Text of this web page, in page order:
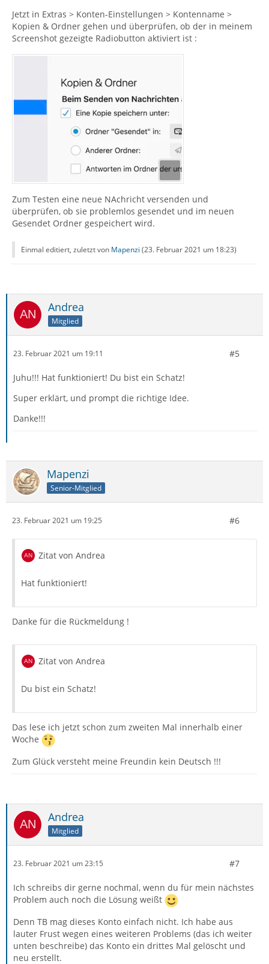
Jetzt in Extras > Konten-Einstellungen > Kontenname >
Kopien & Ordner gehen und überprüfen, ob der in meinem
Screenshot gezeigte Radiobutton aktiviert ist :
Zum Testen eine neue NAchricht versenden und
überprüfen, ob sie problemlos gesendet und im neuen
Gesendet Ordner gespeichert wird.
Einmal editiert, zuletzt von Mapenzi (23. Februar 2021 um 18:23)
Andrea
Mitglied
23. Februar 2021 um 19:11 #5
Juhu!!! Hat funktioniert! Du bist ein Schatz!
Super erklärt, und prompt die richtige Idee.
Danke!!!
Mapenzi
Senior-Mitglied
23. Februar 2021 um 19:25 #6
Zitat von Andrea
Hat funktioniert!
Danke für die Rückmeldung !
Zitat von Andrea
Du bist ein Schatz!
Das lese ich jetzt schon zum zweiten Mal innerhalb einer
Woche
Zum Glück versteht meine Freundin kein Deutsch !!!
Andrea
Mitglied
23. Februar 2021 um 23:15 #7
Ich schreibs dir gerne nochmal, wenn du für mein nächstes
Problem auch noch die Lösung weißt
Denn TB mag dieses Konto einfach nicht. Ich habe aus
lauter Frust wegen eines weiteren Problems (das ich weiter
unten beschreibe) das Konto ein drittes Mal gelöscht und
neu erstellt.